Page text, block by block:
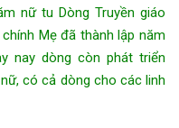
nữ tu Dòng Truyền giáo
Mẹ đã thành lập năm
nay dòng còn phát triển
có cả dòng cho các linh